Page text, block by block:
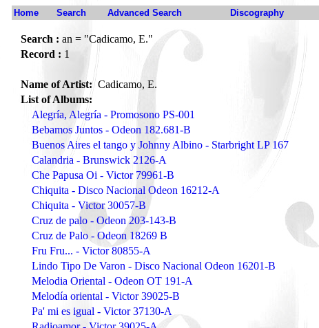
Home Search Advanced Search Discography
Search : an = "Cadicamo, E."
Record : 1
Name of Artist:Cadicamo, E.
List of Albums:
Alegría, Alegría - Promosono PS-001
Bebamos Juntos - Odeon 182.681-B
Buenos Aires el tango y Johnny Albino - Starbright LP 167
Calandria - Brunswick 2126-A
Che Papusa Oi - Victor 79961-B
Chiquita - Disco Nacional Odeon 16212-A
Chiquita - Victor 30057-B
Cruz de palo - Odeon 203-143-B
Cruz de Palo - Odeon 18269 B
Fru Fru... - Victor 80855-A
Lindo Tipo De Varon - Disco Nacional Odeon 16201-B
Melodia Oriental - Odeon OT 191-A
Melodía oriental - Victor 39025-B
Pa' mi es igual - Victor 37130-A